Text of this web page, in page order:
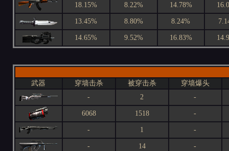
18.15% 8.22% 14.78%
13.45% 8.80% 8.24%
14.65% 9.52% 16.83%
武器 穿墙击杀 被穿击杀
穿墙爆头
-
2 -
6068 1518 -
- 1 -
- 14 -